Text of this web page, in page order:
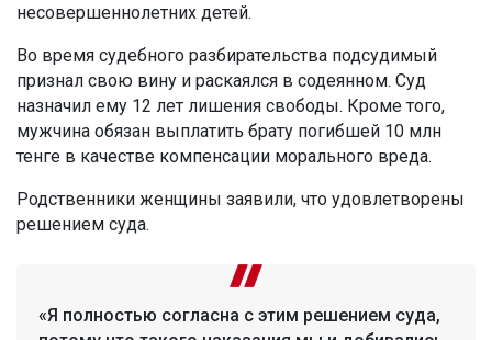
несовершеннолетних детей.
Во время судебного разбирательства подсудимый
признал свою вину и раскаялся в содеянном. Суд
назначил ему 12 лет лишения свободы. Кроме того,
мужчина обязан выплатить брату погибшей 10 млн
тенге в качестве компенсации морального вреда.
Родственники женщины заявили, что удовлетворены
решением суда.
«Я полностью согласна с этим решением суда,